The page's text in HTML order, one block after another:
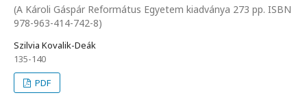
(A Károli Gáspár Református Egyetem kiadványa 273 pp. ISBN
978-963-414-742-8)
Szilvia Kovalik-Deák
135-140
PDF